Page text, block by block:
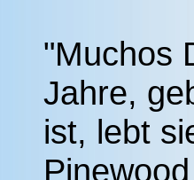
"Muchos
Jahre,
ist, lebt